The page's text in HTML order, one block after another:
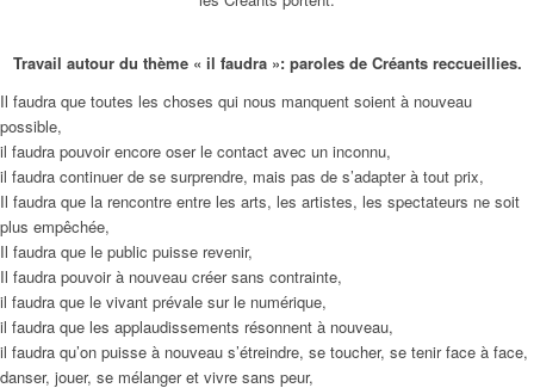
Travail autour du thème « il faudra »: paroles de Créants reccueillies.
Il faudra que toutes les choses qui nous manquent soient à nouveau
possible,
il faudra pouvoir encore oser le contact avec un inconnu,
il faudra continuer de se surprendre, mais pas de s’adapter à tout prix,
Il faudra que la rencontre entre les arts, les artistes, les spectateurs ne soit
plus empêchée,
Il faudra que le public puisse revenir,
Il faudra pouvoir à nouveau créer sans contrainte,
il faudra que le vivant prévale sur le numérique,
il faudra que les applaudissements résonnent à nouveau,
il faudra qu’on puisse à nouveau s’étreindre, se toucher, se tenir face à face,
danser, jouer, se mélanger et vivre sans peur,